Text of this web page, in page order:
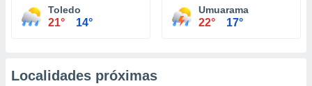
Toledo
21° 14°
Umuarama
22° 17°
Localidades próximas